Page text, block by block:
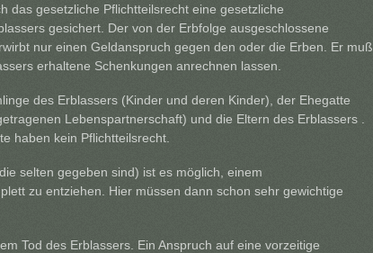
das gesetzliche Pflichtteilsrecht eine gesetzliche
gesichert. Der von der Erbfolge ausgeschlossene
nur einen Geldanspruch gegen den oder die Erben. Er muß
erhaltene Schenkungen anrechnen lassen.
des Erblassers (Kinder und deren Kinder), der Ehegatte
Lebenspartnerschaft) und die Eltern des Erblassers .
haben kein Pflichtteilsrecht.
selten gegeben sind) ist es möglich, einem
zu entziehen. Hier müssen dann schon sehr gewichtige
Tod des Erblassers. Ein Anspruch auf eine vorzeitige